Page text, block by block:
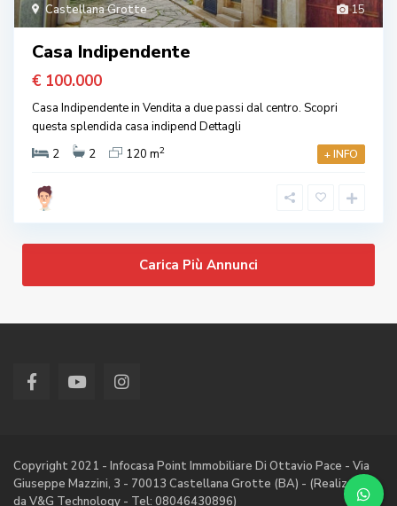
15
Castellana Grotte
Casa Indipendente
€ 100.000
Casa Indipendente in Vendita a due passi dal centro. Scopri
questa splendida casa indipend Dettagli
2
2 120 m2 + INFO
Carica Più Annunci
Copyright 2021 - Infocasa Point Immobiliare Di Ottavio Pace - Via
Giuseppe Mazzini, 3 - 70013 Castellana Grotte (BA) - (Realizzato
da V&G Technology - Tel: 08046430896)